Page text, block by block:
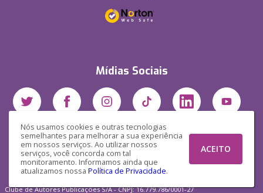
Nós usamos cookies e outras tecnologias
semelhantes para melhorar a sua experiência
em nossos serviços. Ao utilizar nossos
serviços, você concorda com tal
monitoramento. Informamos ainda que
atualizamos nossa Política de Privacidade.
ACEITO
Mídias Sociais
Clube de Autores Publicações S/A - CNPJ: 16.779.786/0001-27